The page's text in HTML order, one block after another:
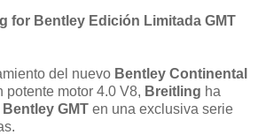
for Bentley Edición Limitada GMT
del nuevo Bentley Continental
potente motor 4.0 V8, Breitling ha
Bentley GMT en una exclusiva serie